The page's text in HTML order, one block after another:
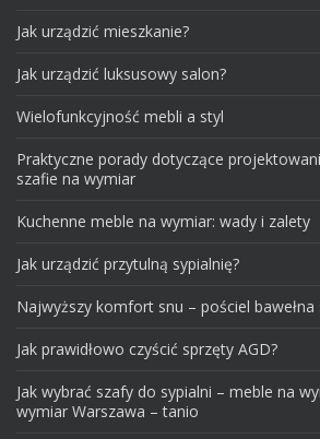
Jak urządzić mieszkanie?
Jak urządzić luksusowy salon?
Wielofunkcyjność mebli a styl
Praktyczne porady dotyczące
szafie na wymiar
Kuchenne meble na wymiar: wady i zalety
Jak urządzić przytulną sypialnię?
Najwyższy komfort snu – pościel
Jak prawidłowo czyścić sprzęty AGD?
Jak wybrać szafy do sypialni – meble na
wymiar Warszawa – tanio